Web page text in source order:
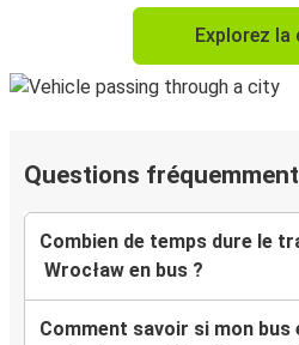
Explorez la
Questions
Combien de temps dure le
Wrocław en bus ?
Comment savoir si mon